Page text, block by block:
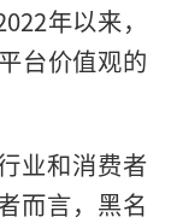
年以来，
台价值观的
业和消费者
而言，黑名